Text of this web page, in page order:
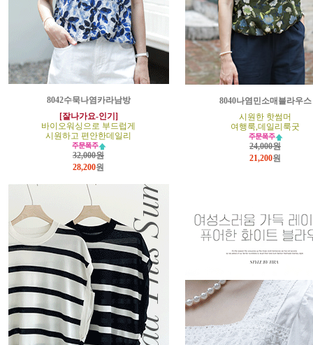
8042수묵나염카라남방
[잘나가요-인기]
바이오워싱으로 부드럽게
시원하고 편안한데일리
32,000원
28,200원
8040나염민소매블라우스
시원한 핫썸머
여행룩,데일리룩굿
24,000원
21,200원